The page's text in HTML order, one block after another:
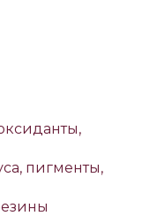
пигменты,